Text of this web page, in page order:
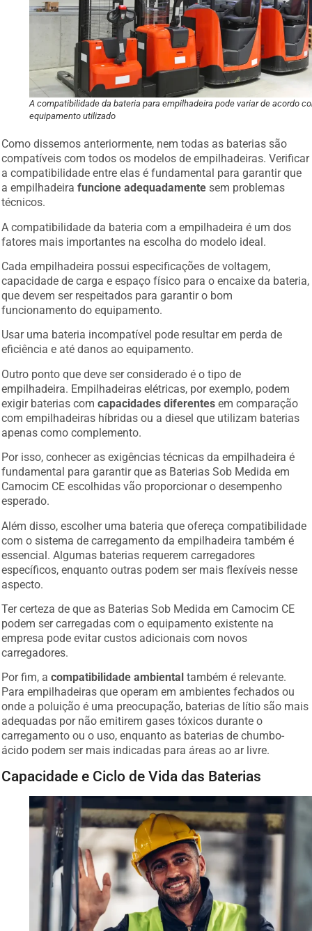
A compatibilidade da bateria para empilhadeira pode variar de acordo
equipamento utilizado
Como dissemos anteriormente, nem todas as baterias são
compatíveis com todos os modelos de empilhadeiras. Verificar
a compatibilidade entre elas é fundamental para garantir que
a empilhadeirafuncione adequadamente sem problemas
técnicos.
A compatibilidade da bateria com a empilhadeira é um dos
fatores mais importantes na escolha do modelo ideal.
Cada empilhadeira possui especificações de voltagem,
capacidade de carga e espaço físico para o encaixe da bateria,
que devem ser respeitados para garantir o bom
funcionamento do equipamento.
Usar uma bateria incompatível pode resultar em perda de
eficiência e até danos ao equipamento.
Outro ponto que deve ser considerado é o tipo de
empilhadeira. Empilhadeiras elétricas, por exemplo, podem
exigir baterias com
capacidades diferentes
em comparação
com empilhadeiras híbridas ou a diesel que utilizam baterias
apenas como complemento.
Por isso, conhecer as exigências técnicas da empilhadeira é
fundamental para garantir que as Baterias Sob Medida em
Camocim CE escolhidas vão proporcionar o desempenho
esperado.
Além disso, escolher uma bateria que ofereça compatibilidade
com o sistema de carregamento da empilhadeira também é
essencial. Algumas baterias requerem carregadores
específicos, enquanto outras podem ser mais flexíveis nesse
aspecto.
Ter certeza de que as Baterias Sob Medida em Camocim CE
podem ser carregadas com o equipamento existente na
empresa pode evitar custos adicionais com novos
carregadores.
Por fim, a compatibilidade ambiental também é relevante.
Para empilhadeiras que operam em ambientes fechados ou
onde a poluição é uma preocupação, baterias de lítio são mais
adequadas por não emitirem gases tóxicos durante o
carregamento ou o uso, enquanto as baterias de chumbo-
ácido podem ser mais indicadas para áreas ao ar livre.
Capacidade e Ciclo de Vida das Baterias